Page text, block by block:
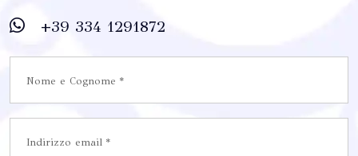
+39 334 1291872